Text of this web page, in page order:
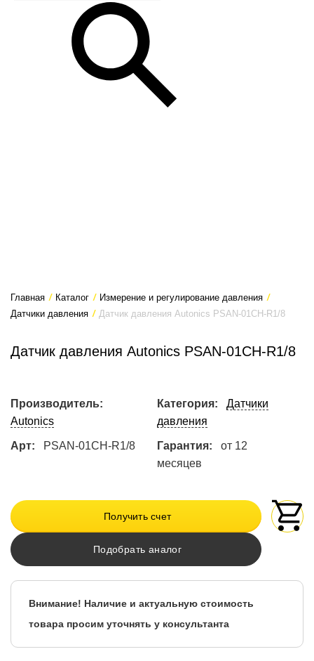
Главная / Каталог / Измерение и регулирование давления /
Датчики давления / Датчик давления Autonics PSAN-01CH-R1/8
Датчик давления Autonics PSAN-01CH-R1/8
Производитель:
Autonics
Категория:
Датчики
давления
Арт: PSAN-01CH-R1/8 Гарантия:
от 12
месяцев
Получить счет
Подобрать аналог
Внимание! Наличие и актуальную стоимость
товара просим уточнять у консультанта